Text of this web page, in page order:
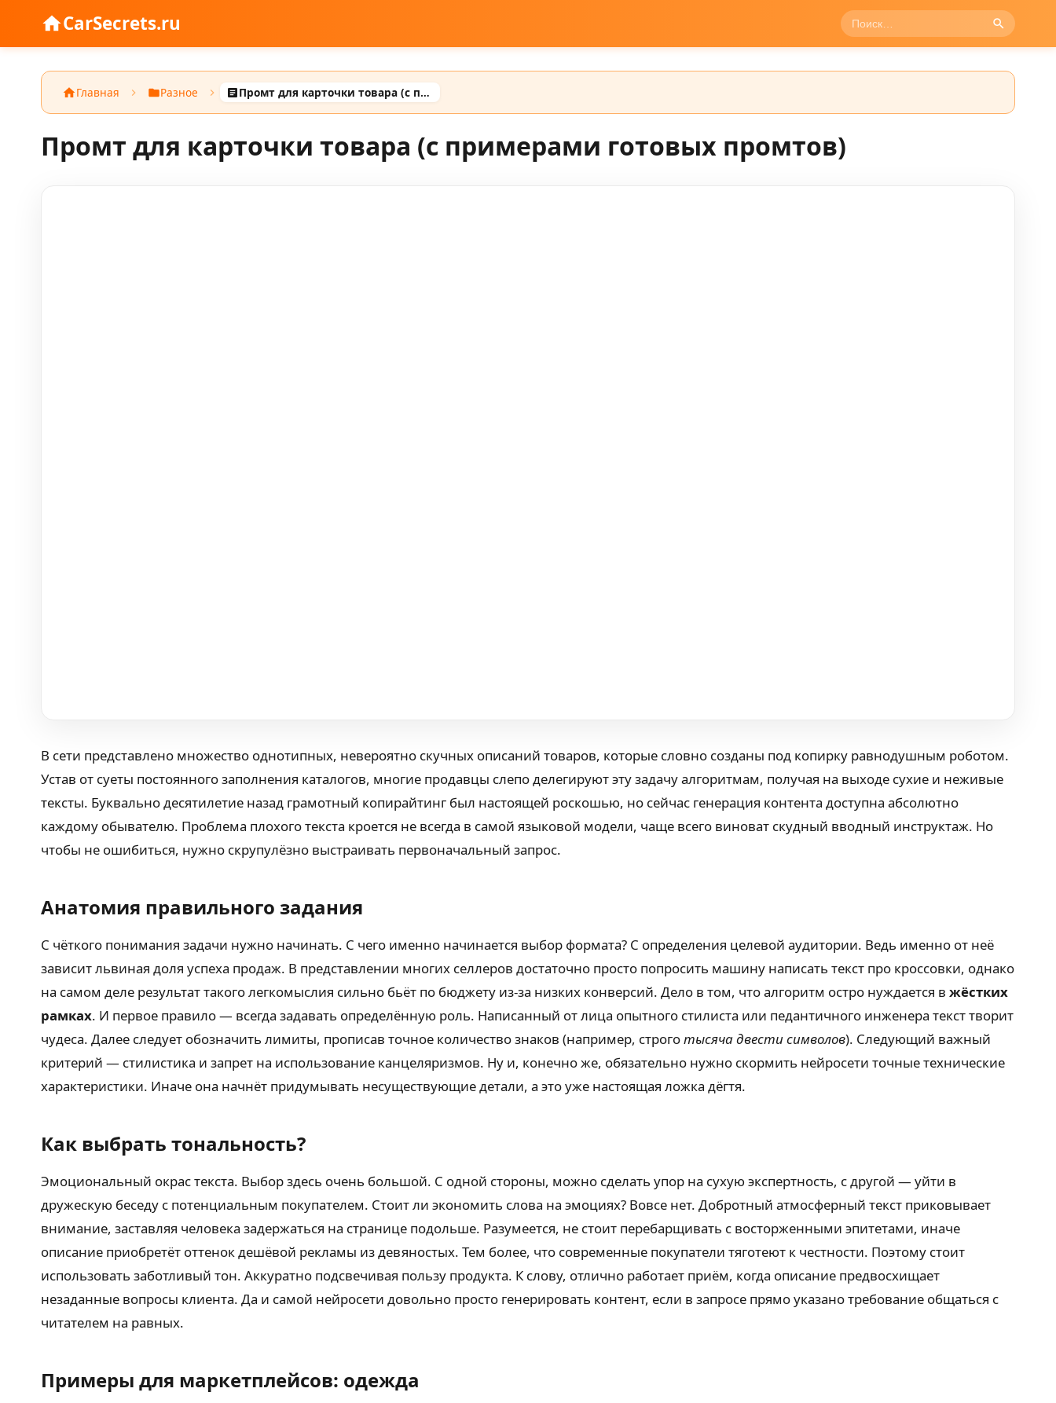
CarSecrets.ru
Главная Разное Промт для карточки товара (с примерами готовых промтов)
Промт для карточки товара (с примерами готовых промтов)
В сети представлено множество однотипных, невероятно скучных описаний товаров, которые словно созданы под копирку равнодушным роботом.
Устав от суеты постоянного заполнения каталогов, многие продавцы слепо делегируют эту задачу алгоритмам, получая на выходе сухие и неживые
тексты. Буквально десятилетие назад грамотный копирайтинг был настоящей роскошью, но сейчас генерация контента доступна абсолютно
каждому обывателю. Проблема плохого текста кроется не всегда в самой языковой модели, чаще всего виноват скудный вводный инструктаж. Но
чтобы не ошибиться, нужно скрупулёзно выстраивать первоначальный запрос.
Анатомия правильного задания
С чёткого понимания задачи нужно начинать. С чего именно начинается выбор формата? С определения целевой аудитории. Ведь именно от неё
зависит львиная доля успеха продаж. В представлении многих селлеров достаточно просто попросить машину написать текст про кроссовки, однако
на самом деле результат такого легкомыслия сильно бьёт по бюджету из-за низких конверсий. Дело в том, что алгоритм остро нуждается в жёстких
рамках. И первое правило — всегда задавать определённую роль. Написанный от лица опытного стилиста или педантичного инженера текст творит
чудеса. Далее следует обозначить лимиты, прописав точное количество знаков (например, строготысяча двести символов). Следующий важный
критерий — стилистика и запрет на использование канцеляризмов. Ну и, конечно же, обязательно нужно скормить нейросети точные технические
характеристики. Иначе она начнёт придумывать несуществующие детали, а это уже настоящая ложка дёгтя.
Как выбрать тональность?
Эмоциональный окрас текста. Выбор здесь очень большой. С одной стороны, можно сделать упор на сухую экспертность, с другой — уйти в
дружескую беседу с потенциальным покупателем. Стоит ли экономить слова на эмоциях? Вовсе нет. Добротный атмосферный текст приковывает
внимание, заставляя человека задержаться на странице подольше. Разумеется, не стоит перебарщивать с восторженными эпитетами, иначе
описание приобретёт оттенок дешёвой рекламы из девяностых. Тем более, что современные покупатели тяготеют к честности. Поэтому стоит
использовать заботливый тон. Аккуратно подсвечивая пользу продукта. К слову, отлично работает приём, когда описание предвосхищает
незаданные вопросы клиента. Да и самой нейросети довольно просто генерировать контент, если в запросе прямо указано требование общаться с
читателем на равных.
Примеры для маркетплейсов: одежда